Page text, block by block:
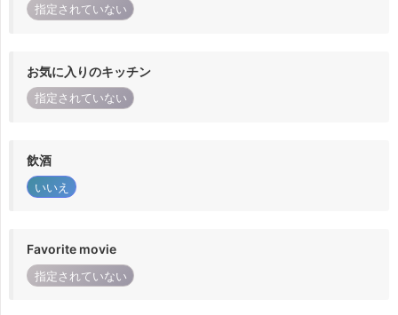
指定されていない
お気に入りのキッチン
指定されていない
飲酒
いいえ
Favorite movie
指定されていない